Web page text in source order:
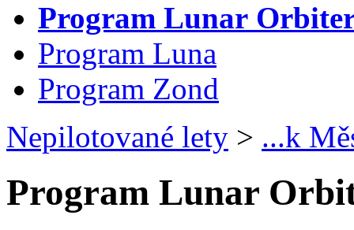
Program Lunar
Program Luna
Program Zond
Nepilotované lety > ...k
Program Lunar